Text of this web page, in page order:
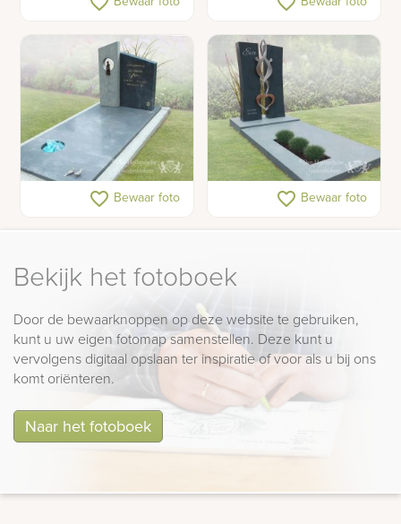
met ruwe rand
Grafsteen bronzen
beeldje vogeltjes
favorite_border Bewaar foto
Grafmonument met RVS
dansend beeld /
favorite_border Bewaar foto
Bekijk het fotoboek
Door de bewaarknoppen op deze website te gebruiken,
kunt u uw eigen fotomap samenstellen. Deze kunt u
vervolgens digitaal opslaan ter inspiratie of voor als u bij ons
komt oriënteren.
Naar het fotoboek